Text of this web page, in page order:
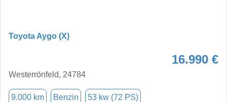
Toyota Aygo (X)
16.990 €
Westerrönfeld, 24784
9.000 km Benzin 53 kw (72 PS)